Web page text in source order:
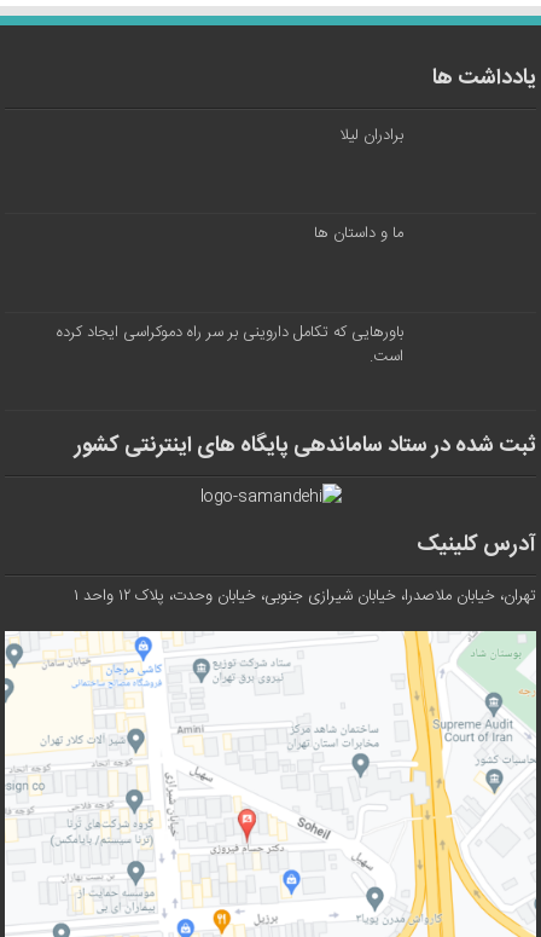
یادداشت ها
برادران لیلا
ما و داستان ها
باورهایی که تکامل داروینی بر سر راه دموکراسی ایجاد کرده
است.
ثبت شده در ستاد ساماندهی پایگاه های اینترنتی کشور
آدرس کلینیک
تهران، خیابان ملاصدرا، خیابان شیرازی جنوبی، خیابان وحدت، پلاک ۱۲ واحد ۱